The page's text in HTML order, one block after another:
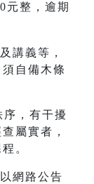
元整，逾期
講義等，
自備木條
，有干擾
屬實者，
。
網路公告